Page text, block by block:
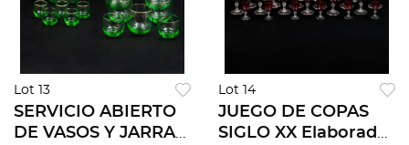
Lot 13
SERVICIO ABIERTO
DE VASOS Y JARRA
Lot 14
JUEGO DE COPAS
SIGLO XX Elaboradas